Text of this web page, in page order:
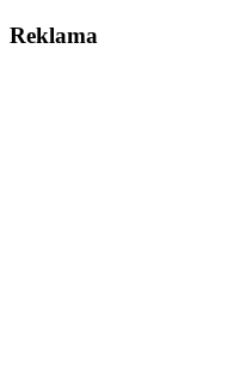
Reklama